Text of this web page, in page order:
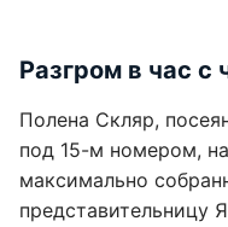
Разгром в час с
Полена Скляр,
под 15-м номером,
максимально
представительницу